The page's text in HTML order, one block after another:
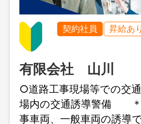
契約社員 昇給あ
有限会社 山川
○道路工事現場等での
場内の交通誘導警備 ＊
事車両、一般車両の誘